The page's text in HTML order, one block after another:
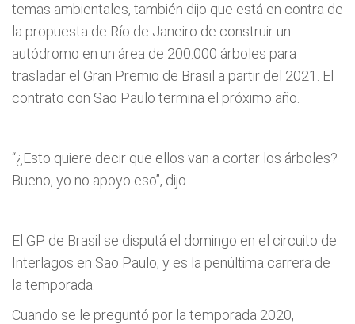
temas ambientales, también dijo que está en contra de
la propuesta de Río de Janeiro de construir un
autódromo en un área de 200.000 árboles para
trasladar el Gran Premio de Brasil a partir del 2021. El
contrato con Sao Paulo termina el próximo año.
“¿Esto quiere decir que ellos van a cortar los árboles?
Bueno, yo no apoyo eso”, dijo.
El GP de Brasil se disputá el domingo en el circuito de
Interlagos en Sao Paulo, y es la penúltima carrera de
la temporada.
Cuando se le preguntó por la temporada 2020,